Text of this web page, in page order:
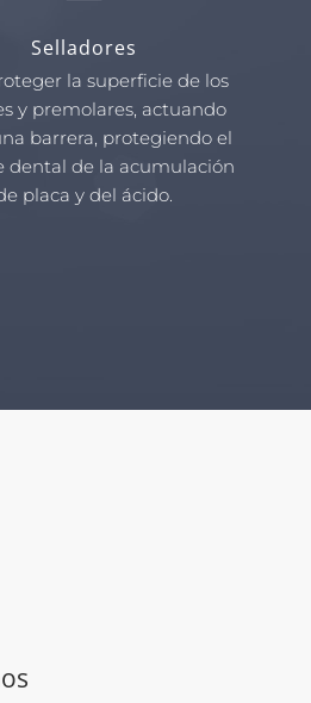
Selladores
la superficie de los
y premolares, actuando
barrera, protegiendo el
dental de la acumulación
placa y del ácido.